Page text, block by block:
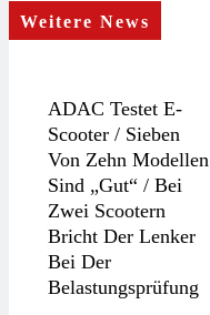
Weitere News
ADAC Testet E-
Scooter / Sieben
Von Zehn Modellen
Sind „gut“ / Bei
Zwei Scootern
Bricht Der Lenker
Bei Der
Belastungsprüfung